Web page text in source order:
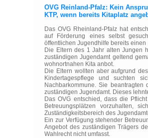
OVG Reinland-Pfalz: Kein
KTP, wenn bereits Kitaplatz
Das OVG Rheinland-Pfalz hat
auf Förderung eines selbst
öffentlichen Jugendhilfe bereits
Die Eltern des 1 Jahr alten Jungen
zuständigen Jugendamt geltend
wohnortnahen Kita anbot.
Die Eltern wollten aber aufgrund
Kindertagespflege und suchten
Nachbarkommune. Sie
zuständigen Jugendamt. Dieses
Das OVG entschied, dass die
Betreuungsplätzen vorzuhalten,
Zuständigkeitsbereich des
Ein zur Verfügung stehender
Angebot des zuständigen Trägers
Wahlrecht nicht umfasst.